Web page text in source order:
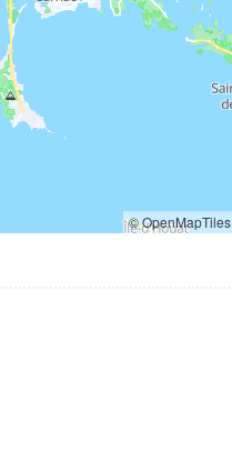
© OpenMapTiles